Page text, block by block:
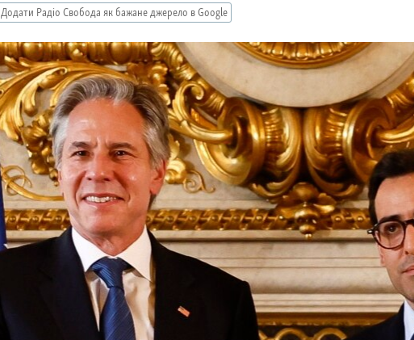
Додати Радіо Свобода як бажане джерело в Google